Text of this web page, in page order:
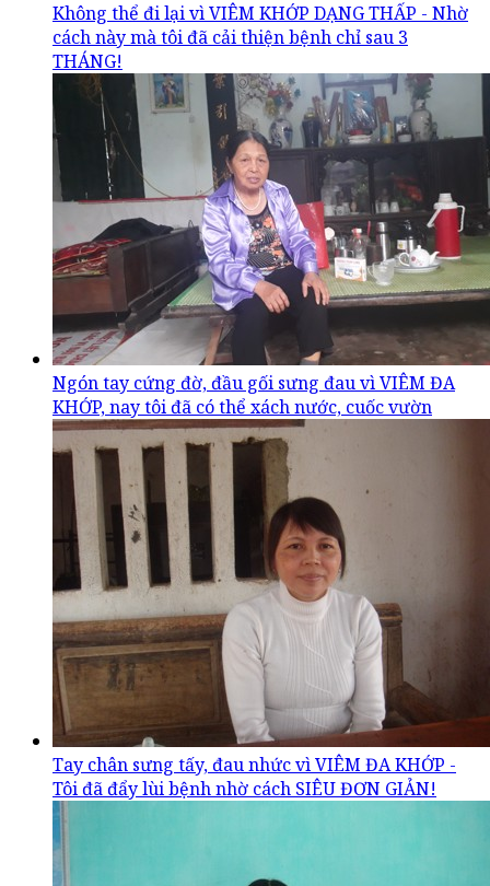
Không thể đi lại vì VIÊM KHỚP DẠNG THẤP - Nhờ
cách này mà tôi đã cải thiện bệnh chỉ sau 3
THÁNG!
Ngón tay cứng đờ, đầu gối sưng đau vì VIÊM ĐA
KHỚP, nay tôi đã có thể xách nước, cuốc vườn
Tay chân sưng tấy, đau nhức vì VIÊM ĐA KHỚP -
Tôi đã đẩy lùi bệnh nhờ cách SIÊU ĐƠN GIẢN!